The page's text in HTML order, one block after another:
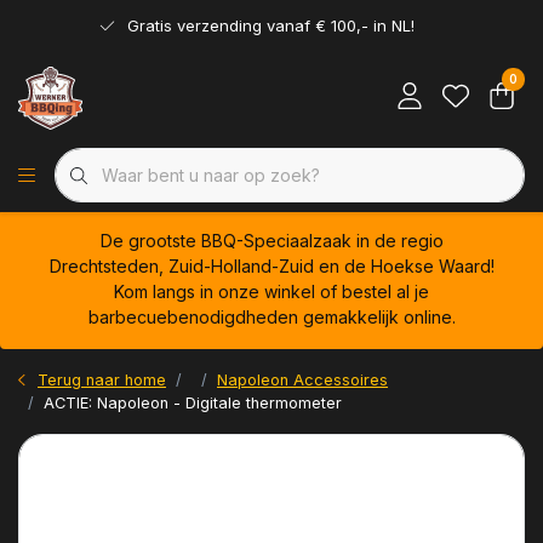
Gratis verzending vanaf € 100,- in NL!
0
De grootste BBQ-Speciaalzaak in de regio
Drechtsteden, Zuid-Holland-Zuid en de Hoekse Waard!
Kom langs in onze winkel of bestel al je
barbecuebenodigdheden gemakkelijk online.
Terug naar home
Napoleon Accessoires
ACTIE: Napoleon - Digitale thermometer